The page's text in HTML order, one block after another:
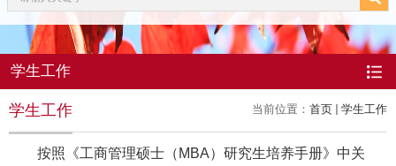
学生工作
当前位置： 首页 学生工作
学生工作
按照《工商管理硕士（ MBA）研究生培养手册》中关